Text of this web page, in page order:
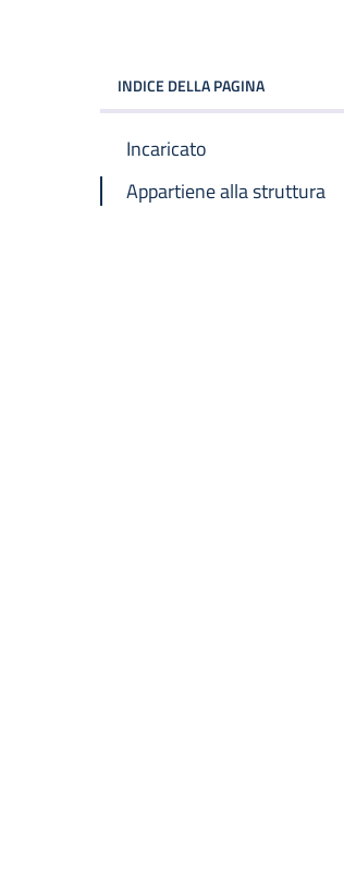
INDICE DELLA PAGINA
Incaricato
Appartiene alla struttura